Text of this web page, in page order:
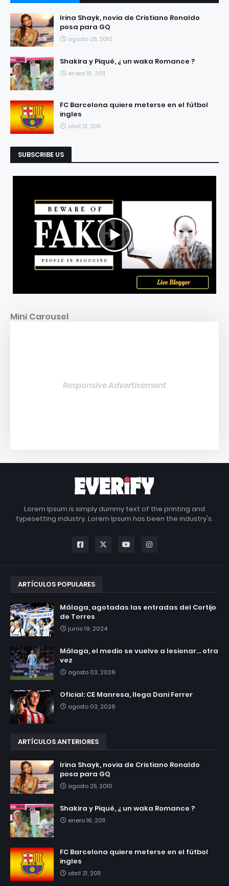
RECIENTES
Irina Shayk, novia de Cristiano Ronaldo
posa para GQ
agosto 25, 2010
Shakira y Piqué, ¿ un waka Romance ?
enero 16, 2011
FC Barcelona quiere meterse en el fútbol
ingles
abril 21, 2011
SUBSCRIBE US
Mini Carousel
Responsive Advertisement
Lorem Ipsum is simply dummy text of the printing and
typesetting industry. Lorem Ipsum has been the industry's.
ARTÍCULOS POPULARES
Málaga, agotadas las entradas del Cortijo
de Torres
junio 19, 2024
Málaga, el medio se vuelve a lesionar... otra
vez
agosto 03, 2026
Oficial: CE Manresa, llega Dani Ferrer
agosto 03, 2026
ARTÍCULOS ANTERIORES
Irina Shayk, novia de Cristiano Ronaldo
posa para GQ
agosto 25, 2010
Shakira y Piqué, ¿ un waka Romance ?
enero 16, 2011
FC Barcelona quiere meterse en el fútbol
ingles
abril 21, 2011